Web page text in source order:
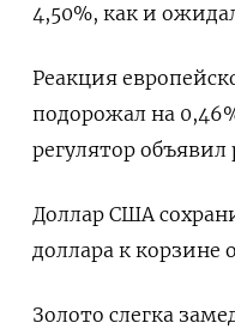
4,50%, как и
Реакция
подорожал на
регулятор
Доллар США
доллара к корзине
Золото слегка